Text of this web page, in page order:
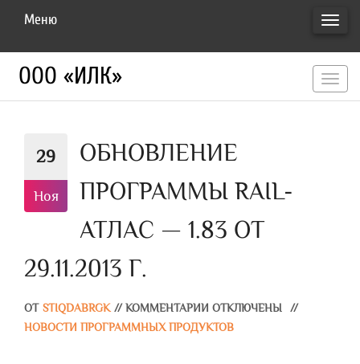
Меню
ООО «ИЛК»
29
Ноя
ОБНОВЛЕНИЕ
ПРОГРАММЫ RAIL-
АТЛАС — 1.83 ОТ
29.11.2013 Г.
ОТ STIQDABRGK // КОММЕНТАРИИ ОТКЛЮЧЕНЫ
//
НОВОСТИ ПРОГРАММНЫХ ПРОДУКТОВ